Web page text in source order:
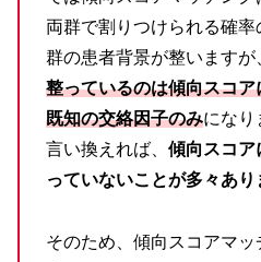
両群で割りつけられる確
群の患者背景が整いますが
整っているのは傾向スコ
既知の交絡因子のみになり
言い換えれば、 傾向スコア
っていないことが多々あり
そのため、傾向スコアマ